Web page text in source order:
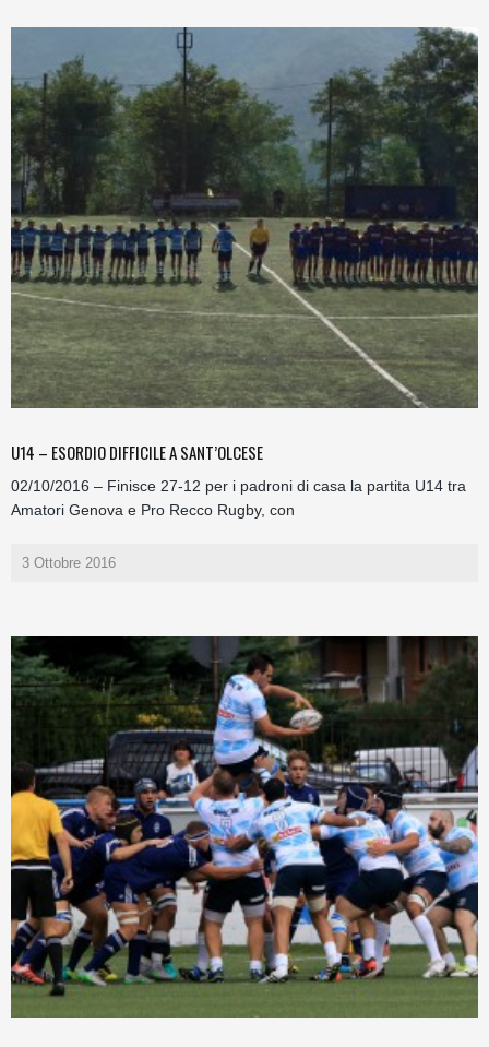
U14 – ESORDIO DIFFICILE A SANT’OLCESE
02/10/2016 – Finisce 27-12 per i padroni di casa la partita U14 tra
Amatori Genova e Pro Recco Rugby, con
3 Ottobre 2016